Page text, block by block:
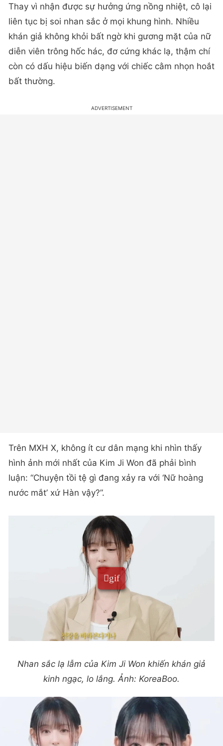
Thay vì nhận được sự hưởng ứng nồng nhiệt, cô lại
liên tục bị soi nhan sắc ở mọi khung hình. Nhiều
khán giả không khỏi bất ngờ khi gương mặt của nữ
diễn viên trông hốc hác, đơ cứng khác lạ, thậm chí
còn có dấu hiệu biến dạng với chiếc cằm nhọn hoắt
bất thường.
Trên MXH X, không ít cư dân mạng khi nhìn thấy
hình ảnh mới nhất của Kim Ji Won đã phải bình
luận: “Chuyện tồi tệ gì đang xảy ra với ‘Nữ hoàng
nước mắt’ xứ Hàn vậy?”.
Nhan sắc lạ lẫm của Kim Ji Won khiến khán giả
kinh ngạc, lo lắng. Ảnh: KoreaBoo.